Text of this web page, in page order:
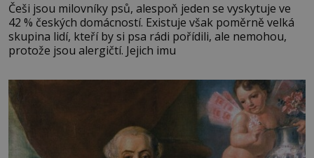
Češi jsou milovníky psů, alespoň jeden se vyskytuje ve
42 % českých domácností. Existuje však poměrně velká
skupina lidí, kteří by si psa rádi pořídili, ale nemohou,
protože jsou alergičtí. Jejich imu